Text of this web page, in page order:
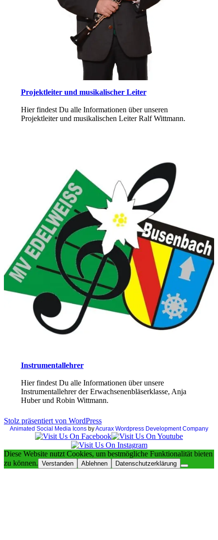
Projektleiter und musikalischer Leiter
Hier findest Du alle Informationen über unseren
Projektleiter und musikalischen Leiter Ralf Wittmann.
Instrumentallehrer
Hier findest Du alle Informationen über unsere
Instrumentallehrer der Erwachsenenbläserklasse, Anja
Huber und Robin Wittmann.
Stolz präsentiert von WordPress
Animated Social Media Icons byAcurax Wordpress Development Company
Diese Website nutzt Cookies, um bestmögliche Funktionalität bieten
zu können. Verstanden Ablehnen Datenschutzerklärung